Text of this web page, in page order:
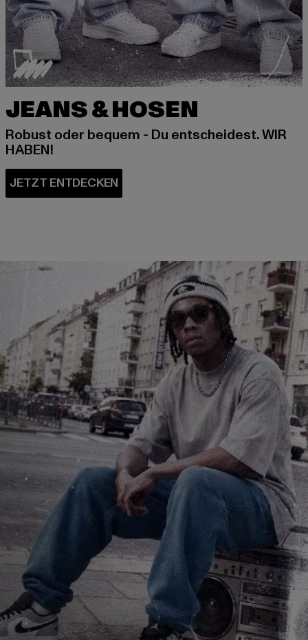
JEANS & HOSEN
Robust oder bequem - Du entscheidest. WIR
HABEN!